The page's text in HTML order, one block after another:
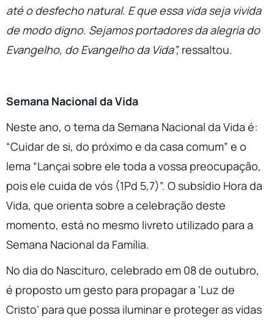
até o desfecho natural. E que essa vida seja vivida
de modo digno. Sejamos portadores da alegria do
Evangelho, do Evangelho da Vida”, ressaltou.
Semana Nacional da Vida
Neste ano, o tema da Semana Nacional da Vida é:
“Cuidar de si, do próximo e da casa comum” e o
lema “Lançai sobre ele toda a vossa preocupação,
pois ele cuida de vós (1Pd 5,7)”. O subsídio Hora da
Vida, que orienta sobre a celebração deste
momento, está no mesmo livreto utilizado para a
Semana Nacional da Família.
No dia do Nascituro, celebrado em 08 de outubro,
é proposto um gesto para propagar a ‘Luz de
Cristo’ para que possa iluminar e proteger as vidas